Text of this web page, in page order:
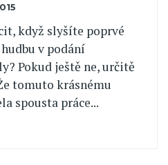
když slyšíte poprvé
v podání
Pokud ještě ne, určitě
tomuto krásnému
spousta práce...